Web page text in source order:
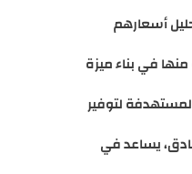
أسعارهم
في بناء ميزة
لتوفير
يساعد في